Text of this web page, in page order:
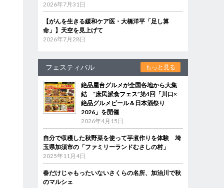
2026年7月31日
【がんを生きる緩和ケア医・大橋洋平「足し算
命」】天空を見上げて
2026年7月28日
フェスティバル もっと見る
絶品屋台グルメが全国各地から大集
結 “庶民派食フェス”第4回「川口×
絶品グルメビール＆日本酒祭り
2026」を開催
2026年4月15日
自分で収穫した秋野菜を使って芋煮作りを体験 埼
玉県加須市の「ファミリーランドむさしの村」
2025年11月4日
春だけじゃもったいないさくらの名所、加治川で秋
のマルシェ